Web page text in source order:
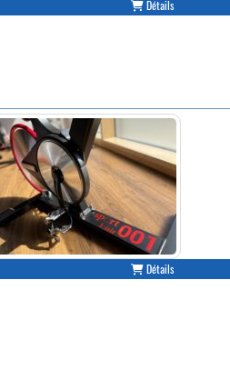
Détails
Détails